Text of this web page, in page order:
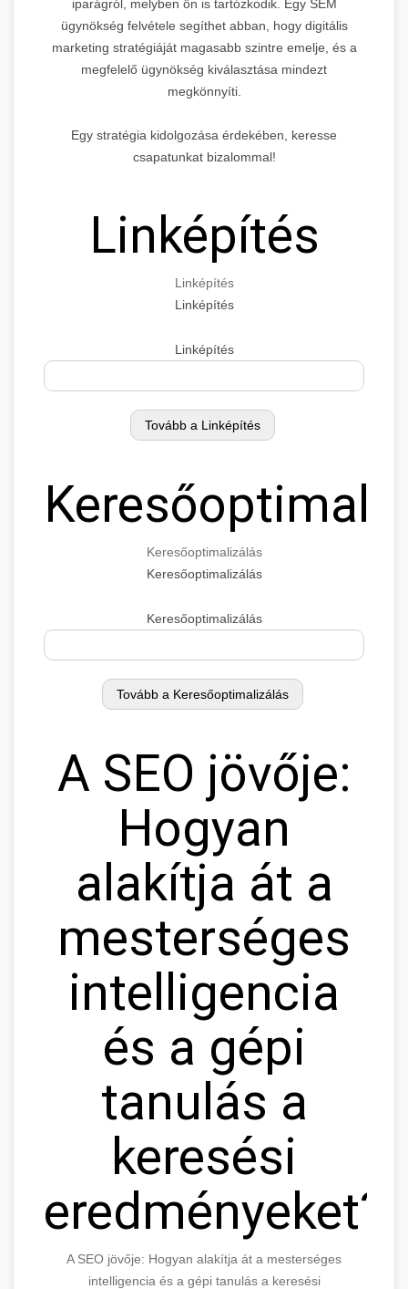
iparágról, melyben ön is tartózkodik. Egy SEM
ügynökség felvétele segíthet abban, hogy digitális
marketing stratégiáját magasabb szintre emelje, és a
megfelelő ügynökség kiválasztása mindezt
megkönnyíti.
Egy stratégia kidolgozása érdekében, keresse
csapatunkat bizalommal!
Linképítés
Linképítés
Linképítés
Linképítés
Keresőoptimalizálás
Keresőoptimalizálás
Keresőoptimalizálás
A SEO jövője:
Hogyan
alakítja át a
mesterséges
intelligencia
és a gépi
tanulás a
keresési
eredményeket?
A SEO jövője: Hogyan alakítja át a mesterséges
intelligencia és a gépi tanulás a keresési